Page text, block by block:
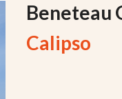
Beneteau
Calipso